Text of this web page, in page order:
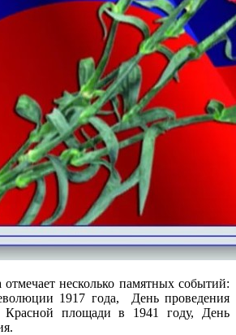
несколько памятных событий:
1917 года, День проведения
Красной площади в 1941 году, День